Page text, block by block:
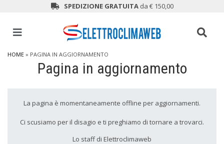
SPEDIZIONE GRATUITAda € 150,00
HOME » PAGINA IN AGGIORNAMENTO
Pagina in aggiornamento
La pagina è momentaneamente offline per aggiornamenti.
Ci scusiamo per il disagio e ti preghiamo di tornare a trovarci.
Lo staff di Elettroclimaweb